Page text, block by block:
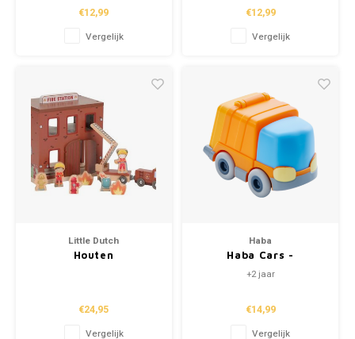
€12,99
Vergelijk
€12,99
Vergelijk
Little Dutch
Houten
€24,95
Vergelijk
Haba
Haba Cars -
Vuilniswagen
+2 jaar
€14,99
Vergelijk